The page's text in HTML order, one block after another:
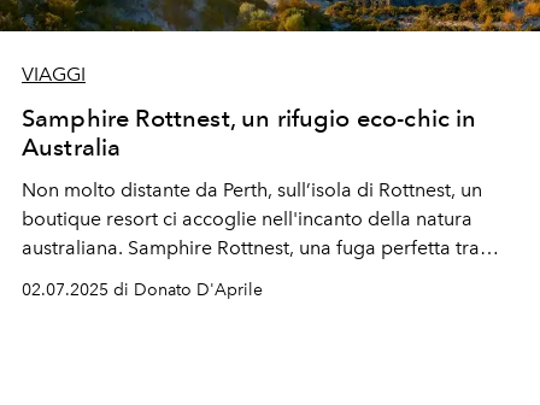
VIAGGI
Samphire Rottnest, un rifugio eco-chic in
Australia
Non molto distante da Perth, sull’isola di Rottnest, un
boutique resort ci accoglie nell'incanto della natura
australiana. Samphire Rottnest, una fuga perfetta tra
02.07.2025 di Donato D'Aprile